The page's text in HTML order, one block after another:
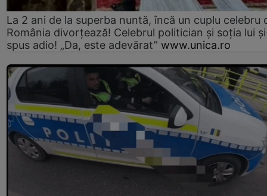
La 2 ani de la superba nuntă, încă un cuplu celebru
România divorțează! Celebrul politician și soția lui
spus adio! „Da, este adevărat” www.unica.ro